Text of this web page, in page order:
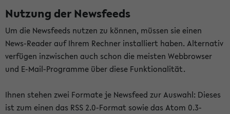
Nutzung der Newsfeeds
Um die Newsfeeds nutzen zu können, müssen sie einen
News-Reader auf Ihrem Rechner installiert haben. Alternativ
verfügen inzwischen auch schon die meisten Webbrowser
und E-Mail-Programme über diese Funktionalität.
Ihnen stehen zwei Formate je Newsfeed zur Auswahl: Dieses
ist zum einen das RSS 2.0-Format sowie das Atom 0.3-